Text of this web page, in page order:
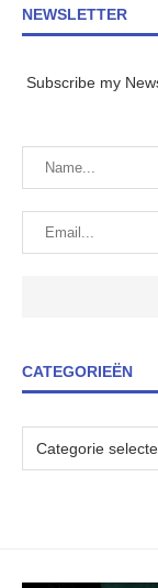
NEWSLETTER
Subscribe my
CATEGORIEËN